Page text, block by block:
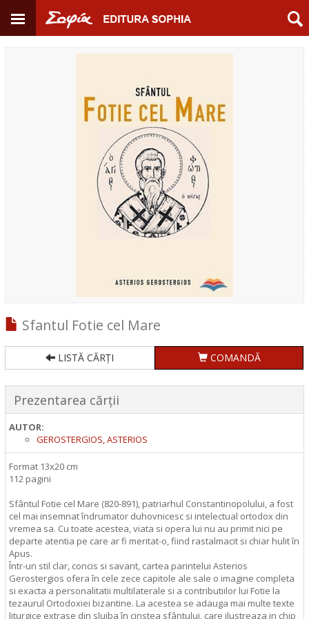
Sfantul Fotie cel Mare
LISTĂ CĂRȚI COMANDĂ
Prezentarea cărții
AUTOR:
GEROSTERGIOS, ASTERIOS
Format 13x20 cm
112 pagini
Sfântul Fotie cel Mare (820-891), patriarhul Constantinopolului, a fost
cel mai insemnat îndrumator duhovnicesc si intelectual ortodox din
vremea sa. Cu toate acestea, viata si opera lui nu au primit nici pe
departe atentia pe care ar fi meritat-o, fiind rastalmacit si chiar hulit în
Apus.
Într-un stil clar, concis si savant, cartea parintelui Asterios
Gerostergios ofera în cele zece capitole ale sale o imagine completa
si exacta a personalitatii multilaterale si a contributiilor lui Fotie la
tezaurul Ortodoxiei bizantine. La acestea se adauga mai multe texte
liturgice extrase din slujba în cinstea sfântului, care ilustreaza in chip